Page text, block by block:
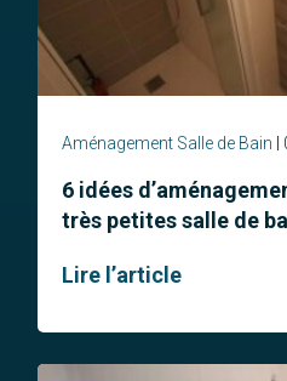
Aménagement Salle de Bain
6 idées
très petites salle de
Lire l’article